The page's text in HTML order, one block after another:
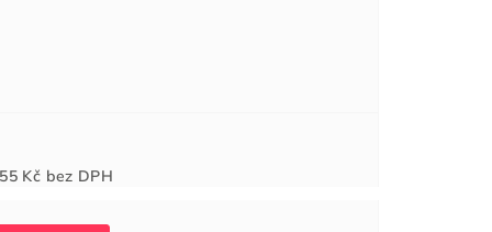
Kč bez DPHcena: